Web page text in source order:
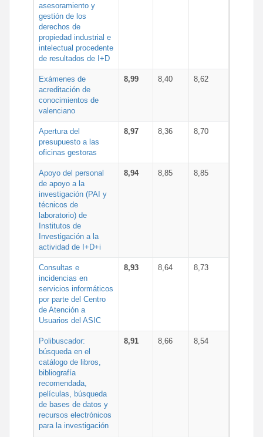
asesoramiento y
gestión de los
derechos de
propiedad industrial e
intelectual procedente
de resultados de I+D
Exámenes de
acreditación de
conocimientos de
valenciano
8,99 8,40 8,62
Apertura del
presupuesto a las
oficinas gestoras
8,97 8,36 8,70
Apoyo del personal
de apoyo a la
investigación (PAI y
técnicos de
laboratorio) de
Institutos de
Investigación a la
actividad de I+D+i
8,94 8,85 8,85
Consultas e
incidencias en
servicios informáticos
por parte del Centro
de Atención a
Usuarios del ASIC
8,93 8,64 8,73
Polibuscador:
búsqueda en el
catálogo de libros,
bibliografía
recomendada,
películas, búsqueda
de bases de datos y
recursos electrónicos
para la investigación
8,91 8,66 8,54